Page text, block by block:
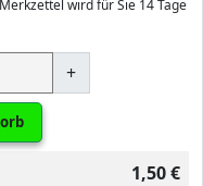
wird für Sie 14 Tage
+
1,50 €